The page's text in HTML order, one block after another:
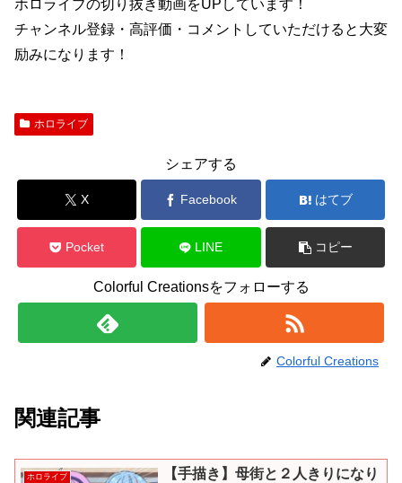
ホロライブの切り抜き動画をUPしています！
チャンネル登録・高評価・コメントしていただけると大変
励みになります！
ホロライブ
シェアする
X Facebook はてブ
Pocket LINE コピー
Colorful Creationsをフォローする
Colorful Creations
関連記事
ホロライブ
【手描き】母街と２人きりになり